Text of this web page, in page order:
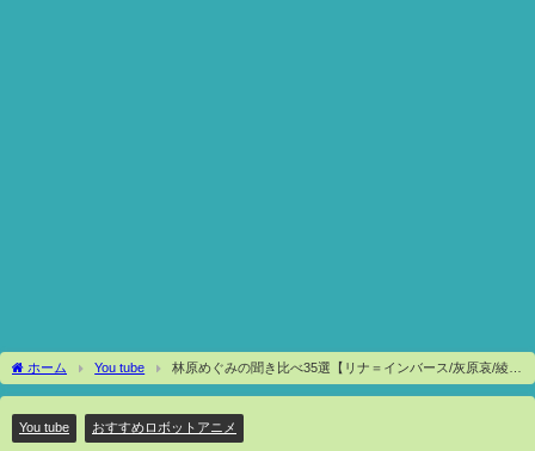
ホーム You tube
林原めぐみの聞き比べ35選【リナ＝インバース/灰原哀/綾波
レイ/恐山アンナ…etc】cv.HayashibaraMegumi
You tube おすすめロボットアニメ